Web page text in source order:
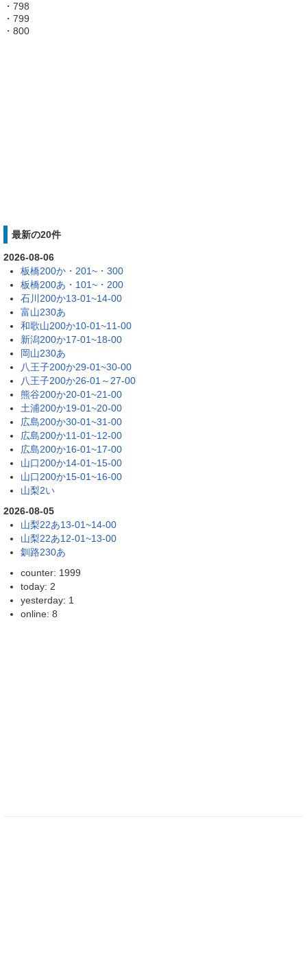
・798
・799
・800
最新の20件
2026-08-06
板橋200か・201~・300
板橋200あ・101~・200
石川200か13-01~14-00
富山230あ
和歌山200か10-01~11-00
新潟200か17-01~18-00
岡山230あ
八王子200か29-01~30-00
八王子200か26-01～27-00
熊谷200か20-01~21-00
土浦200か19-01~20-00
広島200か30-01~31-00
広島200か11-01~12-00
広島200か16-01~17-00
山口200か14-01~15-00
山口200か15-01~16-00
山梨2い
2026-08-05
山梨22あ13-01~14-00
山梨22あ12-01~13-00
釧路230あ
counter: 1999
today: 2
yesterday: 1
online: 8